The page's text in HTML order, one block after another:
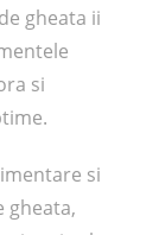
gheata ii
si
si
gheata,